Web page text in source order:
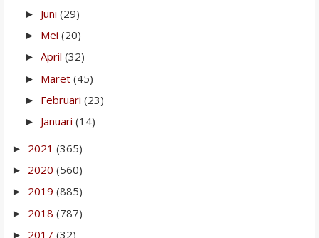
► Juni (29)
► Mei (20)
► April (32)
► Maret (45)
► Februari (23)
► Januari (14)
► 2021 (365)
► 2020 (560)
► 2019 (885)
► 2018 (787)
► 2017 (32)